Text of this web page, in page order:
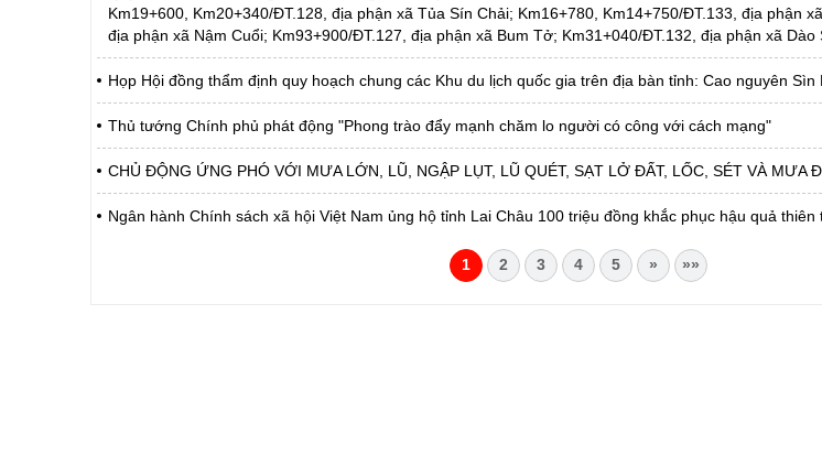
Km19+600, Km20+340/ĐT.128, địa phận xã Tủa Sín Chải; Km16+780, Km14+750/ĐT.133, địa phận
địa phận xã Nậm Cuổi; Km93+900/ĐT.127, địa phận xã Bum Tở; Km31+040/ĐT.132, địa phận xã Dào
Họp Hội đồng thẩm định quy hoạch chung các Khu du lịch quốc gia trên địa bàn tỉnh: Cao nguyên Sìn
Thủ tướng Chính phủ phát động "Phong trào đẩy mạnh chăm lo người có công với cách mạng"
CHỦ ĐỘNG ỨNG PHÓ VỚI MƯA LỚN, LŨ, NGẬP LỤT, LŨ QUÉT, SẠT LỞ ĐẤT, LỐC, SÉT VÀ MƯA
Ngân hành Chính sách xã hội Việt Nam ủng hộ tỉnh Lai Châu 100 triệu đồng khắc phục hậu quả thiên
1 2 3 4 5 » »»